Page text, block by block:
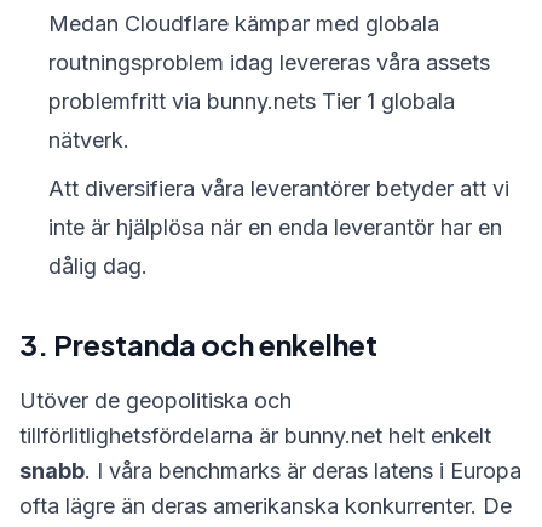
Medan Cloudflare kämpar med globala
routningsproblem idag levereras våra assets
problemfritt via bunny.nets Tier 1 globala
nätverk.
Att diversifiera våra leverantörer betyder att vi
inte är hjälplösa när en enda leverantör har en
dålig dag.
3. Prestanda och enkelhet
Utöver de geopolitiska och
tillförlitlighetsfördelarna är bunny.net helt enkelt
snabb. I våra benchmarks är deras latens i Europa
ofta lägre än deras amerikanska konkurrenter. De